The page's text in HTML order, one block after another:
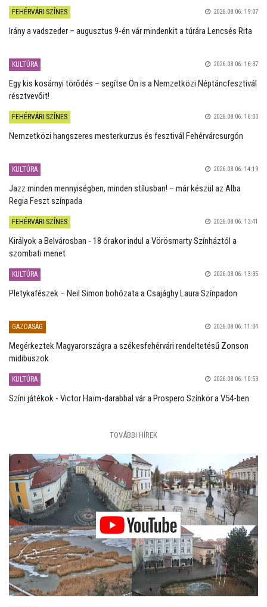
FEHÉRVÁRI SZÍNES 2026.08.06. 19:07
Irány a vadszeder – augusztus 9-én vár mindenkit a túrára Lencsés Rita
KULTÚRA 2026.08.06. 16:37
Egy kis kosárnyi törődés – segítse Ön is a Nemzetközi Néptáncfesztivál
résztvevőit!
FEHÉRVÁRI SZÍNES 2026.08.06. 16:03
Nemzetközi hangszeres mesterkurzus és fesztivál Fehérvárcsurgón
KULTÚRA 2026.08.06. 14:19
Jazz minden mennyiségben, minden stílusban! – már készül az Alba
Regia Feszt színpada
FEHÉRVÁRI SZÍNES 2026.08.06. 13:41
Királyok a Belvárosban - 18 órakor indul a Vörösmarty Színháztól a
szombati menet
KULTÚRA 2026.08.06. 13:35
Pletykafészek – Neil Simon bohózata a Csajághy Laura Színpadon
GAZDASÁG 2026.08.06. 11:04
Megérkeztek Magyarországra a székesfehérvári rendeltetésű Zonson
midibuszok
KULTÚRA 2026.08.06. 10:53
Színi játékok - Victor Haïm-darabbal vár a Prospero Színkör a V54-ben
TOVÁBBI HÍREK